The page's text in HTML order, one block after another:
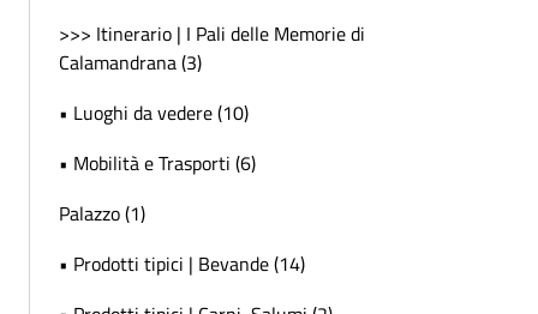
>>> Itinerario | I Pali delle Memorie di
Calamandrana (3)
• Luoghi da vedere (10)
• Mobilità e Trasporti (6)
Palazzo (1)
• Prodotti tipici | Bevande (14)